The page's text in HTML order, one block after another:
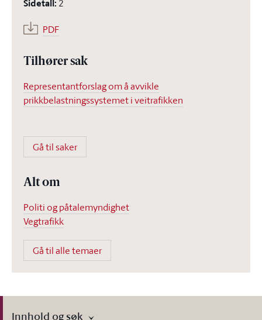
Sidetall: 2
PDF
Tilhører sak
Representantforslag om å avvikle
prikkbelastningssystemet i veitrafikken
Gå til saker
Alt om
Politi og påtalemyndighet
Vegtrafikk
Gå til alle temaer
Innhold og søk